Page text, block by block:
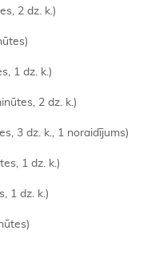
2 dz. k.)
1 dz. k.)
2 dz. k.)
3 dz. k., 1 noraidījums)
1 dz. k.)
1 dz. k.)